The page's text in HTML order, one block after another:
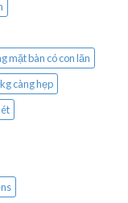
mặt bàn có con lăn
càng hẹp